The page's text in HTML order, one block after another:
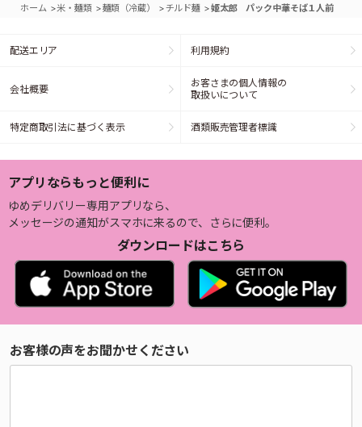
ホーム >米・麺類 >麺類（冷蔵） >チルド麺 >姫太郎 パック中華そば１人前
配送エリア 利用規約
会社概要
お客さまの個人情報の
取扱いについて
特定商取引法に基づく表示 酒類販売管理者標識
アプリならもっと便利に
ゆめデリバリー専用アプリなら、
メッセージの通知がスマホに来るので、さらに便利。
ダウンロードはこちら
お客様の声をお聞かせください